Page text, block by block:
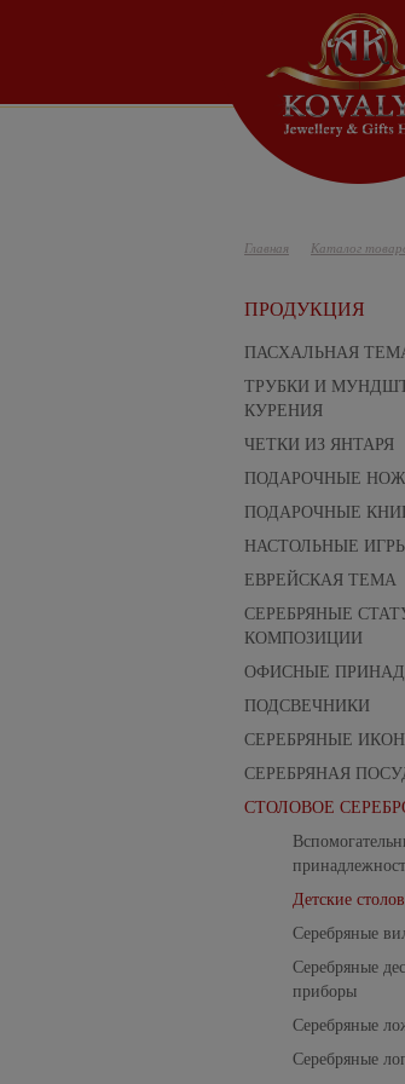
Главная Каталог
ПРОДУКЦИЯ
ПАСХАЛЬНАЯ
ТРУБКИ И
КУРЕНИЯ
ЧЕТКИ ИЗ ЯНТАРЯ
ПОДАРОЧНЫЕ
ПОДАРОЧНЫЕ
НАСТОЛЬНЫЕ
ЕВРЕЙСКАЯ ТЕМА
СЕРЕБРЯНЫЕ
КОМПОЗИЦИИ
ОФИСНЫЕ
ПОДСВЕЧНИКИ
СЕРЕБРЯНЫЕ
СЕРЕБРЯНАЯ
СТОЛОВОЕ
Детские
Серебряные
Серебряные
приборы
Серебряные
Серебряные